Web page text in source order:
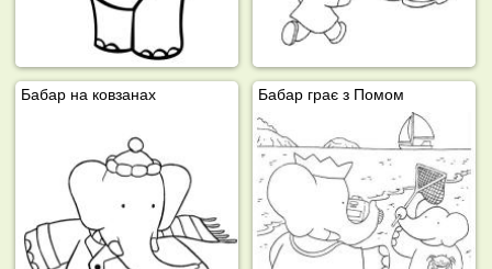
Бабар на ковзанах Бабар грає з Помом